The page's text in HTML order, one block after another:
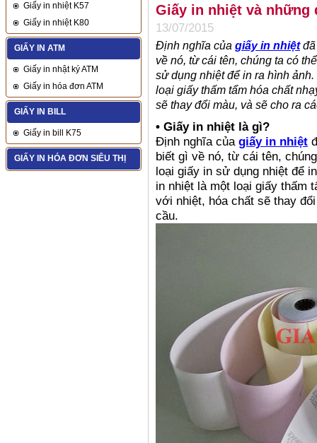
Giấy in nhiệt K57
Giấy in nhiệt K80
GIẤY IN ATM
Giấy in nhật ký ATM
Giấy in hóa đơn ATM
GIẤY IN BILL
Giấy in bill K75
GIẤY IN HÓA ĐƠN SIÊU THỊ
Giấy in nhiệt và những
13/07/2015
Định nghĩa của giấy in nhiệtđã
về nó, từ cái tên, chúng ta có
sử dụng nhiệt để in ra hình
loại giấy thấm tẩm hóa chất
sẽ thay đổi màu, và sẽ cho ra
• Giấy in nhiệt là gì?
Định nghĩa của giấy in nhiệt
biết gì về nó, từ cái tên,
loại giấy in sử dụng nhiệt để
in nhiệt là một loại giấy thấm
với nhiệt, hóa chất sẽ thay
cầu.